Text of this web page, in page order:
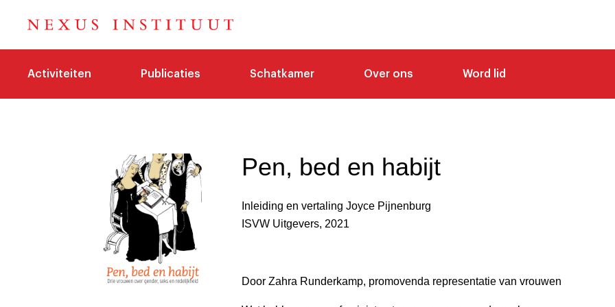
Activiteiten Publicaties Schatkamer Over ons Word lid
Pen, bed en habijt
Inleiding en vertaling Joyce Pijnenburg
ISVW Uitgevers, 2021
Door Zahra Runderkamp, promovenda representatie van vrouwen